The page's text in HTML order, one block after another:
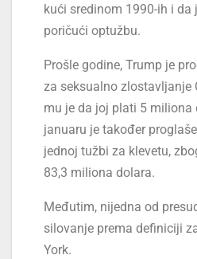
kući sredinom 1990-ih i da
poričući optužbu.
Prošle godine, Trump je
za seksualno zlostavljanje
mu je da joj plati 5 miliona
januaru je također
jednoj tužbi za klevetu,
83,3 miliona dolara.
Međutim, nijedna od
silovanje prema definiciji
York.